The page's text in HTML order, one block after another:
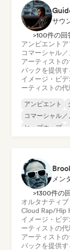
>100件の回
アンビエント ア
コマーシャル
アーティスト
バックを提供す
イメージ・ビ
ーティストの代
アンビエント
コマーシャル
ヒップホップ
>1300件の
オルタナティブ
Cloud Rap/Hip
イメージ・ビ
ーティストの代
アーティスト
バックを提供す